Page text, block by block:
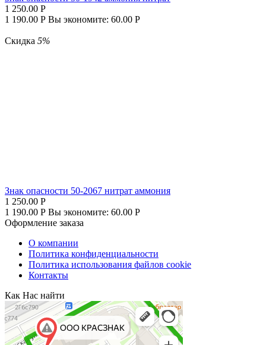
1 250.00 Р
1 190.00 Р Вы экономите: 60.00 Р
Скидка 5%
Знак опасности 50-2067 нитрат аммония
1 250.00 Р
1 190.00 Р Вы экономите: 60.00 Р
Оформление заказа
О компании
Политика конфиденциальности
Политика использования файлов cookie
Контакты
Как Нас найти